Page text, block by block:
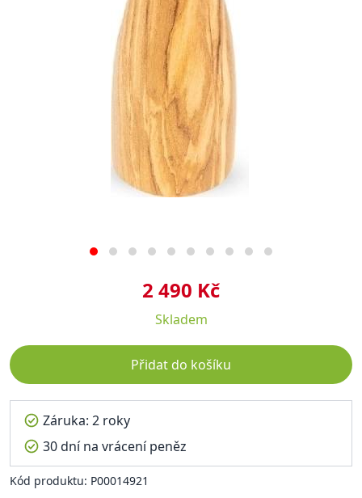
2 490 Kč
Skladem
Přidat do košíku
Záruka: 2 roky
30 dní na vrácení peněz
Kód produktu: P00014921